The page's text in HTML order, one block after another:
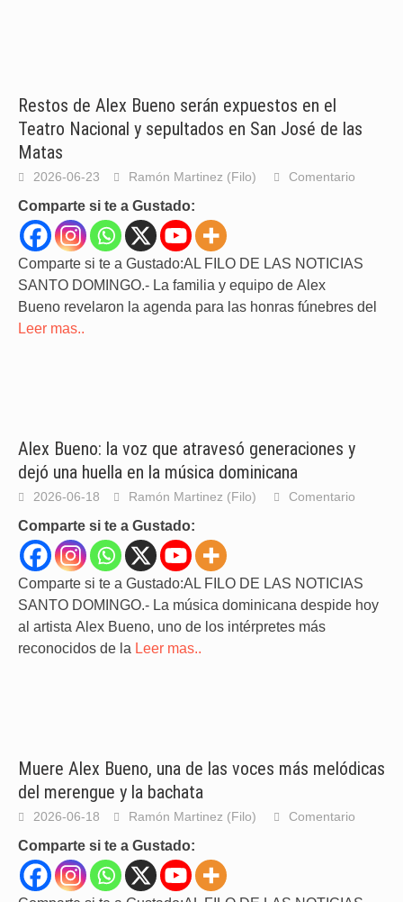
Restos de Alex Bueno serán expuestos en el
Teatro Nacional y sepultados en San José de las
Matas
2026-06-23 Ramón Martinez (Filo) Comentario
Comparte si te a Gustado:
Comparte si te a Gustado:AL FILO DE LAS NOTICIAS
SANTO DOMINGO.- La familia y equipo de Alex
Bueno revelaron la agenda para las honras fúnebres del
Leer mas..
Alex Bueno: la voz que atravesó generaciones y
dejó una huella en la música dominicana
2026-06-18 Ramón Martinez (Filo) Comentario
Comparte si te a Gustado:
Comparte si te a Gustado:AL FILO DE LAS NOTICIAS
SANTO DOMINGO.- La música dominicana despide hoy
al artista Alex Bueno, uno de los intérpretes más
reconocidos de la Leer mas..
Muere Alex Bueno, una de las voces más melódicas
del merengue y la bachata
2026-06-18 Ramón Martinez (Filo) Comentario
Comparte si te a Gustado: